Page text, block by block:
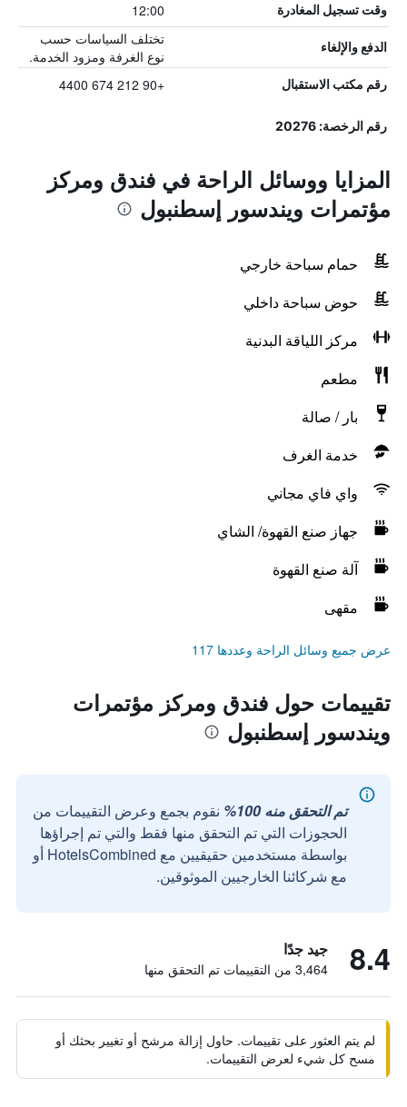
وقت تسجيل المغادرة 12:00
الدفع والإلغاء
تختلف السياسات حسب
نوع الغرفة ومزود الخدمة.
رقم مكتب الاستقبال +90 212 674 4400
رقم الرخصة: 20276
المزايا ووسائل الراحة في فندق ومركز
مؤتمرات ويندسور إسطنبول
حمام سباحة خارجي
حوض سباحة داخلي
مركز اللياقة البدنية
مطعم
بار / صالة
خدمة الغرف
واي فاي مجاني
جهاز صنع القهوة/ الشاي
آلة صنع القهوة
مقهى
عرض جميع وسائل الراحة وعددها 117
تقييمات حول فندق ومركز مؤتمرات
ويندسور إسطنبول
تم التحقق منه 100%
نقوم بجمع وعرض التقييمات من
الحجوزات التي تم التحقق منها فقط والتي تم إجراؤها
بواسطة مستخدمين حقيقيين مع HotelsCombined أو
مع شركائنا الخارجيين الموثوقين.
8.4 جيد جدًا
3,464 من التقييمات تم التحقق منها
لم يتم العثور على تقييمات. حاول إزالة مرشح أو تغيير بحثك أو
مسح كل شيء لعرض التقييمات.